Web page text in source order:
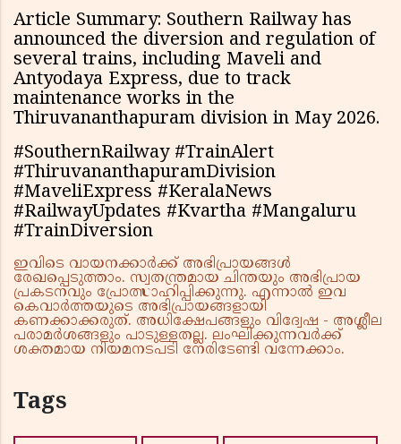
Article Summary: Southern Railway has
announced the diversion and regulation of
several trains, including Maveli and
Antyodaya Express, due to track
maintenance works in the
Thiruvananthapuram division in May 2026.
#SouthernRailway #TrainAlert
#ThiruvananthapuramDivision
#MaveliExpress #KeralaNews
#RailwayUpdates #Kvartha #Mangaluru
#TrainDiversion
ഇവിടെ വായനക്കാർക്ക് അഭിപ്രായങ്ങൾ
രേഖപ്പെടുത്താം. സ്വതന്ത്രമായ ചിന്തയും അഭിപ്രായ
പ്രകടനവും പ്രോത്സാഹിപ്പിക്കുന്നു. എന്നാൽ ഇവ
കെവാർത്തയുടെ അഭിപ്രായങ്ങളായി
കണക്കാക്കരുത്. അധിക്ഷേപങ്ങളും വിദ്വേഷ - അശ്ലീല
പരാമർശങ്ങളും പാടുള്ളതല്ല. ലംഘിക്കുന്നവർക്ക്
ശക്തമായ നിയമനടപടി നേരിടേണ്ടി വന്നേക്കാം.
Tags